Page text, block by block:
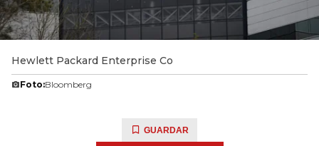
Hewlett Packard Enterprise Co
Foto:Bloomberg
GUARDAR